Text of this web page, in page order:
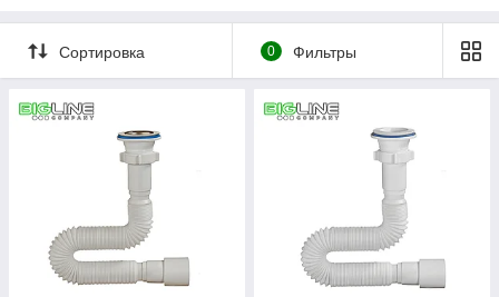
Сортировка 0 Фильтры